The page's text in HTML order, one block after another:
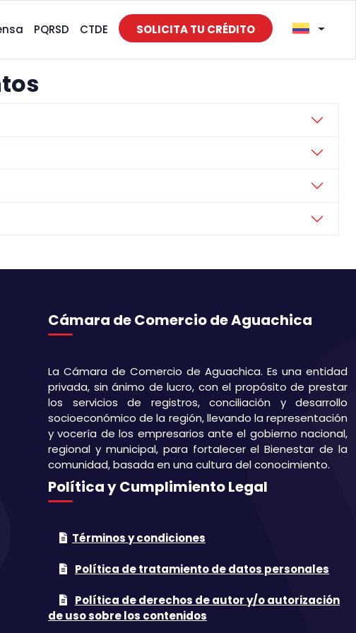
PQRSD CTDE SOLICITA TU CRÉDITO
Cámara de Comercio de Aguachica
La Cámara de Comercio de Aguachica. Es una entidad
privada, sin ánimo de lucro, con el propósito de prestar
los servicios de registros, conciliación y desarrollo
socioeconómico de la región, llevando la representación
y vocería de los empresarios ante el gobierno nacional,
regional y municipal, para fortalecer el Bienestar de la
comunidad, basada en una cultura del conocimiento.
Política y Cumplimiento Legal
Términos y condiciones
Política de tratamiento de datos personales
Política de derechos de autor y/o autorización
de uso sobre los contenidos